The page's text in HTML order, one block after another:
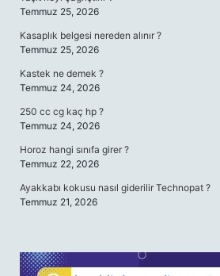
Temmuz 25, 2026
Kasaplık belgesi nereden alınır ?
Temmuz 25, 2026
Kastek ne demek ?
Temmuz 24, 2026
250 cc cg kaç hp ?
Temmuz 24, 2026
Horoz hangi sınıfa girer ?
Temmuz 22, 2026
Ayakkabı kokusu nasıl giderilir Technopat ?
Temmuz 21, 2026